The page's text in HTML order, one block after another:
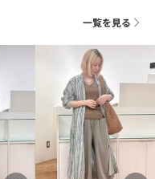
一覧を見る